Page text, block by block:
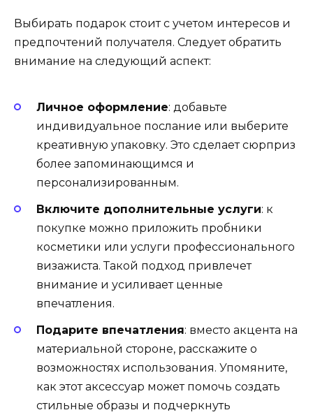
Выбирать подарок стоит с учетом интересов и
предпочтений получателя. Следует обратить
внимание на следующий аспект:
Личное оформление: добавьте
индивидуальное послание или выберите
креативную упаковку. Это сделает сюрприз
более запоминающимся и
персонализированным.
Включите дополнительные услуги: к
покупке можно приложить пробники
косметики или услуги профессионального
визажиста. Такой подход привлечет
внимание и усиливает ценные
впечатления.
Подарите впечатления: вместо акцента на
материальной стороне, расскажите о
возможностях использования. Упомяните,
как этот аксессуар может помочь создать
стильные образы и подчеркнуть